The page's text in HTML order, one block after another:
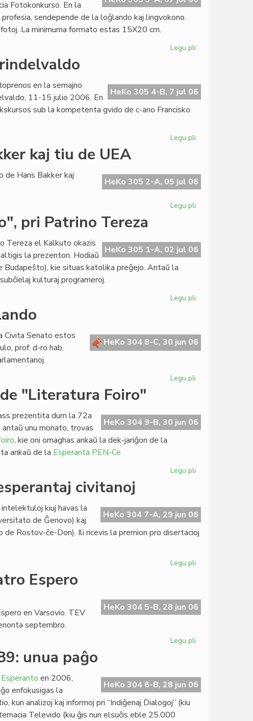
Fotokonkurso. En la
sendepende de la loĝlando kaj lingvokono.
La minimuma formato estas 15X20 cm.
Legu pli
La
Ondo
HeKo 305 4-B, 7 jul 06
en la semajno
11-15 julio 2006. En
sub la kompetenta gvido de c-ano Francisko
Legu pli
Grindelvaldo
kaj tiu de UEA
HeKo 305 2-A, 05 jul 06
de Hans Bakker kaj
Legu pli
Hans
Bakker
pri Patrino Tereza
HeKo 305 1-A, 02 jul 06
Tereza el Kalkuto okazis
la prezenton. Hodiaŭ
kie situas katolika preĝejo. Antaŭ la
kulturaj programeroj.
Legu pli
por
amo",
HeKo 304 8-C, 30 jun 06
Civita Senato estos
prof. d-ro hab.
Legu pli
Svislando
"Literatura Foiro"
HeKo 304 9-B, 30 jun 06
prezentita dum la 72a
unu monato, trovas
, kie oni omaghas ankaŭ la dek-jariĝon de la
ankaŭ de la Esperanta PEN-Ce
Legu pli
junia
numero
de
civitanoj
HeKo 304 7-A, 29 jun 06
kiuj havas la
de Ĝenovo) kaj
Rostov-ĉe-Don). Ili ricevis la premion pro disertacioj
Legu pli
du
esperantaj
Espero
HeKo 304 5-B, 28 jun 06
en Varsovio. TEV
septembro.
Legu pli
de
Teatro
unua paĝo
HeKo 304 6-B, 28 jun 06
en 2006,
enfokusigas la
kun analizoj kaj informoj pri “Indiĝenaj Dialogoj” (kiu
Televido (kiu ĝis nun elsuĉis eble 25.000